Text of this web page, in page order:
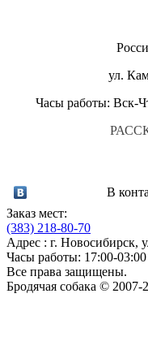
ул.
Часы работы: Вск-
В
Заказ мест:
(383) 218-80-70
Адрес : г. Новосибирск,
Часы работы: 17:00-03:00
Все права защищены.
Бродячая собака © 2007-